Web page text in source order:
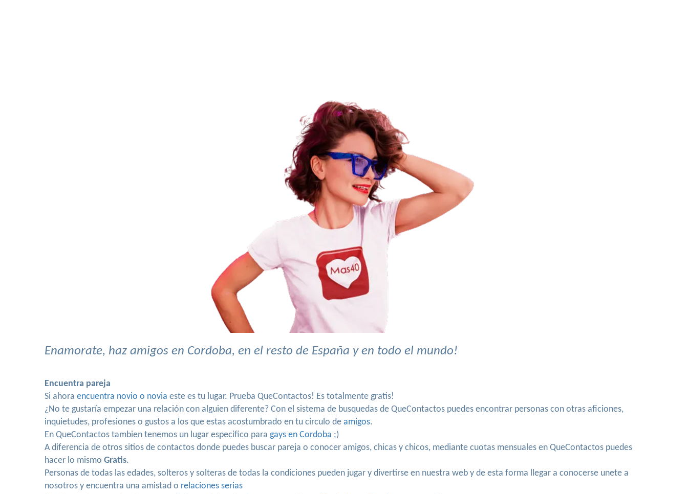
Enamorate, haz amigos en Cordoba, en el resto de España y en todo el mundo!
Encuentra pareja
Si ahora encuentra novio o novia este es tu lugar. Prueba QueContactos! Es totalmente gratis!
¿No te gustaría empezar una relación con alguien diferente? Con el sistema de busquedas de QueContactos puedes encontrar personas con otras aficiones,
inquietudes, profesiones o gustos a los que estas acostumbrado en tu circulo de amigos.
En QueContactos tambien tenemos un lugar especifico para gays en Cordoba ;)
A diferencia de otros sitios de contactos donde puedes buscar pareja o conocer amigos, chicas y chicos, mediante cuotas mensuales en QueContactos puedes
hacer lo mismo Gratis.
Personas de todas las edades, solteros y solteras de todas la condiciones pueden jugar y divertirse en nuestra web y de esta forma llegar a conocerse unete a
nosotros y encuentra una amistad o relaciones serias